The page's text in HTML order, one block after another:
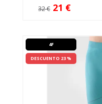
32 € 21 €
4F
DESCUENTO 23 %